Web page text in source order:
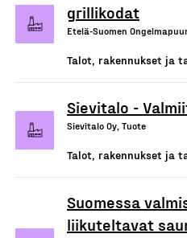
grillikodat
Etelä-Suomen
Talot, rakennukset ja
Sievitalo -
Sievitalo Oy, Tuote
Talot, rakennukset ja
Suomessa
liikuteltavat